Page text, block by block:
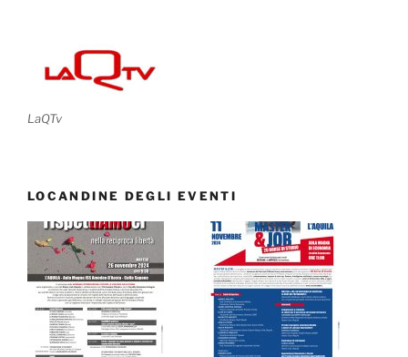
LaQTv
LOCANDINE DEGLI EVENTI